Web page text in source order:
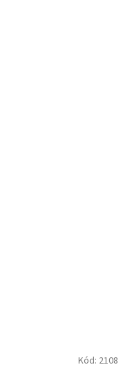
Kód: 2108